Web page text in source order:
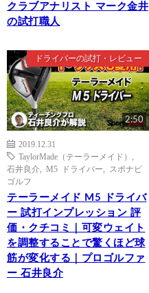
クラブアナリスト マーク金井
の試打職人
ドライバーの試打・レビュー
2:50
2019.12.31
TaylorMade（テーラーメイド）
石井良介
M5 ドライバー
スポナビ
ゴルフ
テーラーメイド M5 ドライバ
ー 試打インプレッション 評
価・クチコミ｜可変ウェイト
を調整することで驚くほど球
筋が変化する｜プロゴルファ
ー 石井良介